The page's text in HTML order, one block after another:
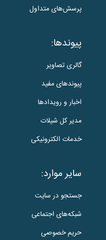
پرسش‌های متداول
پیوندها:
گالری تصاویر
پیوندهای مفید
اخبار و رویدادها
مدیر کل شیلات
خدمات الکترونیکی
سایر موارد:
جستجو در سایت
شبکه‌های اجتماعی
حریم خصوصی